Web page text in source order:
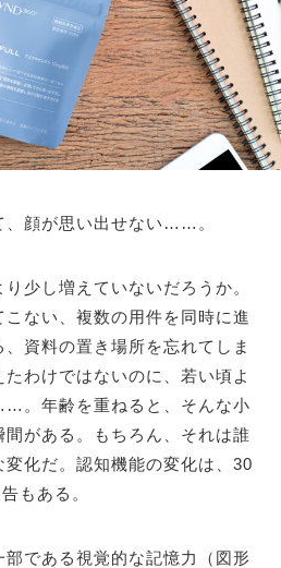
、顔が思い出せない……。
少し増えていないだろうか。
ない、複数の用件を同時に進
資料の置き場所を忘れてしま
わけではないのに、若い頃よ
。年齢を重ねると、そんな小
がある。もちろん、それは誰
化だ。認知機能の変化は、30
もある。
である視覚的な記憶力（図形